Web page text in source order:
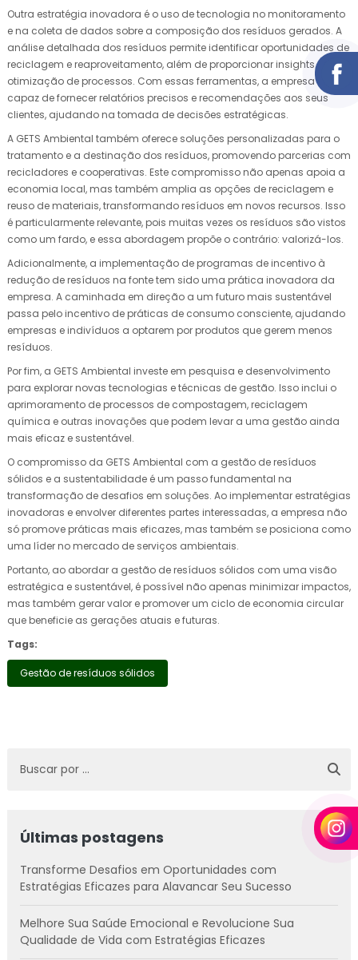
Outra estratégia inovadora é o uso de tecnologia no monitoramento
e na coleta de dados sobre a composição dos resíduos gerados. A
análise detalhada dos resíduos permite identificar oportunidades de
reciclagem e reaproveitamento, além de proporcionar insights para
otimização de processos. Com essas ferramentas, a empresa é
capaz de fornecer relatórios precisos e recomendações aos seus
clientes, ajudando na tomada de decisões estratégicas.
A GETS Ambiental também oferece soluções personalizadas para o
tratamento e a destinação dos resíduos, promovendo parcerias com
recicladores e cooperativas. Este compromisso não apenas apoia a
economia local, mas também amplia as opções de reciclagem e
reuso de materiais, transformando resíduos em novos recursos. Isso
é particularmente relevante, pois muitas vezes os resíduos são vistos
como um fardo, e essa abordagem propõe o contrário: valorizá-los.
Adicionalmente, a implementação de programas de incentivo à
redução de resíduos na fonte tem sido uma prática inovadora da
empresa. A caminhada em direção a um futuro mais sustentável
passa pelo incentivo de práticas de consumo consciente, ajudando
empresas e indivíduos a optarem por produtos que gerem menos
resíduos.
Por fim, a GETS Ambiental investe em pesquisa e desenvolvimento
para explorar novas tecnologias e técnicas de gestão. Isso inclui o
aprimoramento de processos de compostagem, reciclagem
química e outras inovações que podem levar a uma gestão ainda
mais eficaz e sustentável.
O compromisso da GETS Ambiental com a gestão de resíduos
sólidos e a sustentabilidade é um passo fundamental na
transformação de desafios em soluções. Ao implementar estratégias
inovadoras e envolver diferentes partes interessadas, a empresa não
só promove práticas mais eficazes, mas também se posiciona como
uma líder no mercado de serviços ambientais.
Portanto, ao abordar a gestão de resíduos sólidos com uma visão
estratégica e sustentável, é possível não apenas minimizar impactos,
mas também gerar valor e promover um ciclo de economia circular
que beneficie as gerações atuais e futuras.
Tags:
Gestão de resíduos sólidos
Últimas postagens
Transforme Desafios em Oportunidades com
Estratégias Eficazes para Alavancar Seu Sucesso
Melhore Sua Saúde Emocional e Revolucione Sua
Qualidade de Vida com Estratégias Eficazes